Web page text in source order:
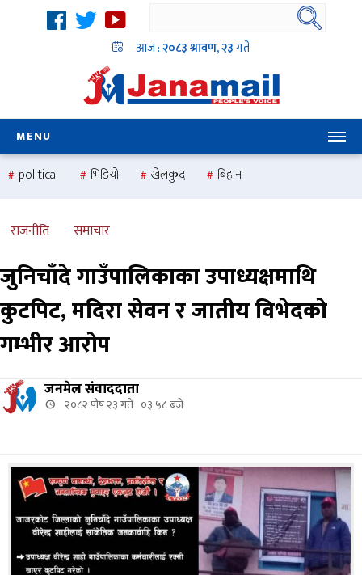
आज :२०८३ श्रावण, २३गते
MENU
political भिडियो खेलकुद
बिहान
national
health
राजनीति समाचार
जुनिचाँदे गाउँपालिकाका उपाध्यक्षमाथि
कुटपिट, मदिरा सेवन र जातीय विभेदको
गम्भीर आरोप
जनमेल संवाददाता
२०८२ पौष २३ गते ०३:५८ बजे